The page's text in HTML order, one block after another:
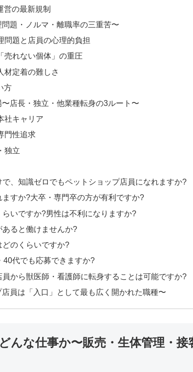
営の最新規制
題・ノルマ・離職率の三重苦〜
問題と店員の心理的負担
売れない個体」の重圧
材定着の難しさ
方
店長・独立・他業種転身の3ルート〜
社キャリア
門性追求
独立
、知識ゼロでもペットショップ店員になれますか?
すか?大卒・専門卒の方が有利ですか?
いですか?男性は不利になりますか?
ると働けませんか?
のくらいですか?
40代でも応募できますか?
から獣医師・看護師に転身することは可能ですか?
員は「入口」として最も広く開かれた職種〜
んな仕事か〜販売・生体管理・接